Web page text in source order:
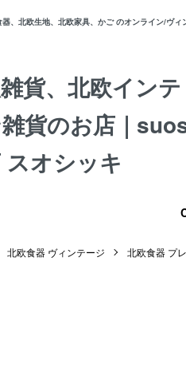
、北欧生地、北欧家具、かご のオンライン/ヴ
貨、北欧イン
貨のお店｜
スオシッキ
北欧食器 ヴィンテージ 北欧食器 プ